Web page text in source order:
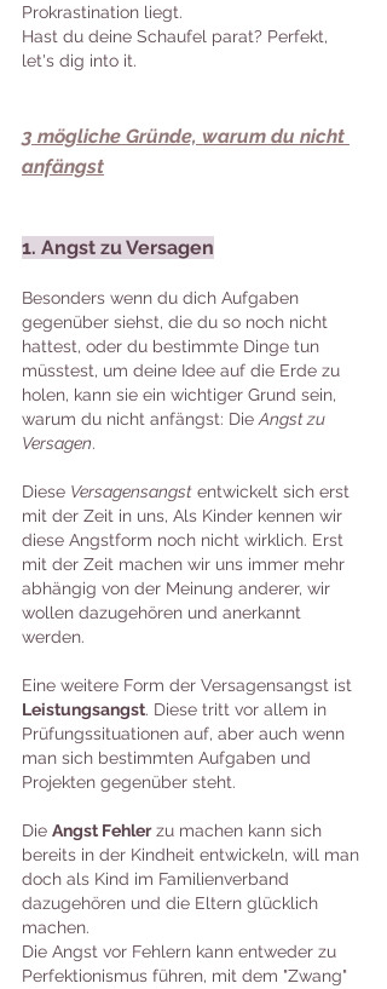
Prokrastination liegt.
Hast du deine Schaufel parat? Perfekt,
let's dig into it.
3 mögliche Gründe, warum du nicht
anfängst
1. Angst zu Versagen
Besonders wenn du dich Aufgaben
gegenüber siehst, die du so noch nicht
hattest, oder du bestimmte Dinge tun
müsstest, um deine Idee auf die Erde zu
holen, kann sie ein wichtiger Grund sein,
warum du nicht anfängst: Die Angst zu
Versagen.
Diese Versagensangst entwickelt sich erst
mit der Zeit in uns, Als Kinder kennen wir
diese Angstform noch nicht wirklich. Erst
mit der Zeit machen wir uns immer mehr
abhängig von der Meinung anderer, wir
wollen dazugehören und anerkannt
werden.
Eine weitere Form der Versagensangst ist
Leistungsangst. Diese tritt vor allem in
Prüfungssituationen auf, aber auch wenn
man sich bestimmten Aufgaben und
Projekten gegenüber steht.
Die Angst Fehler zu machen kann sich
bereits in der Kindheit entwickeln, will man
doch als Kind im Familienverband
dazugehören und die Eltern glücklich
machen.
Die Angst vor Fehlern kann entweder zu
Perfektionismus führen, mit dem "Zwang"